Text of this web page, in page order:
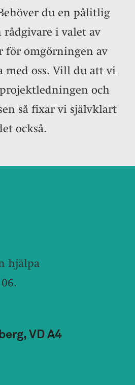
du en pålitlig
rådgivare i valet av
för omgörningen av
med oss. Vill du att vi
och
så fixar vi självklart
också.
hjälpa
.
VD A4